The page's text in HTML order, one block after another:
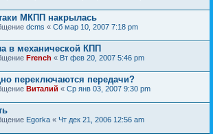
МКПП накрылась
dcms « Сб мар 10, 2007 7:18 pm
в механической КПП
French « Вт фев 20, 2007 5:46 pm
переключаются передачи?
Виталий « Ср янв 03, 2007 9:30 pm
Egorka « Чт дек 21, 2006 12:56 am